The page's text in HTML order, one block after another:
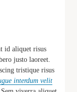
id aliquet risus
justo laoreet.
tristique risus
interdum velit